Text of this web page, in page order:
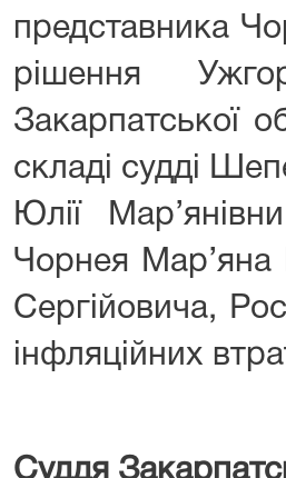
представника
рішення
Закарпатської
складі судді
Юлії
Чорнея Мар’яна
Сергійовича,
інфляційних
Суддя